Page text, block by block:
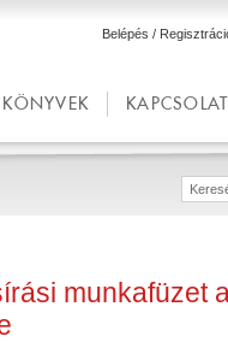
Belépés /
KÖNYVEK KAPCSOLAT
munkafüzet